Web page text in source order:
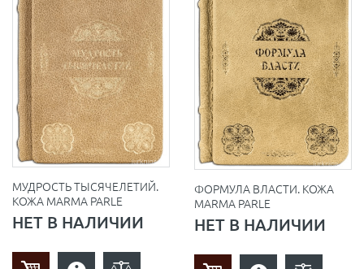
МУДРОСТЬ ТЫСЯЧЕЛЕТИЙ.
КОЖА MARMA PARLE
НЕТ В НАЛИЧИИ
ФОРМУЛА ВЛАСТИ. КОЖА
MARMA PARLE
НЕТ В НАЛИЧИИ